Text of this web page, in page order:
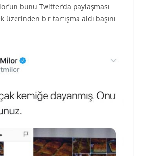
bunu Twitter’da paylaşması
üzerinden bir tartışma aldı başını